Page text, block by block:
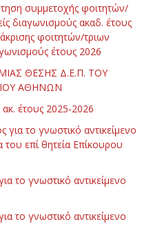
συμμετοχής φοιτητών/
διαγωνισμούς ακαδ. έτους
φοιτητών/τριων
έτους 2026
ΘΕΣΗΣ Δ.Ε.Π. ΤΟΥ
ΑΘΗΝΩΝ
ακ. έτους 2025-2026
το γνωστικό αντικείμενο
επί θητεία Επίκουρου
το γνωστικό αντικείμενο
το γνωστικό αντικείμενο